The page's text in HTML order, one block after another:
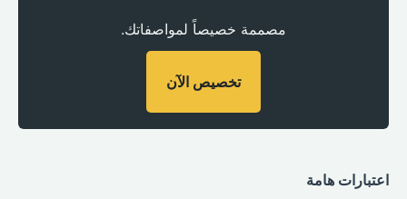
مصممة خصيصاً لمواصفاتك.
تخصيص الآن
اعتبارات هامة